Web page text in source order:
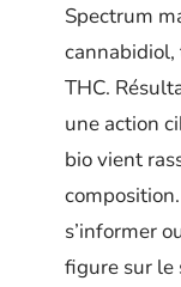
Spectrum
THC.
une action
bio vient
s’informer
figure sur le